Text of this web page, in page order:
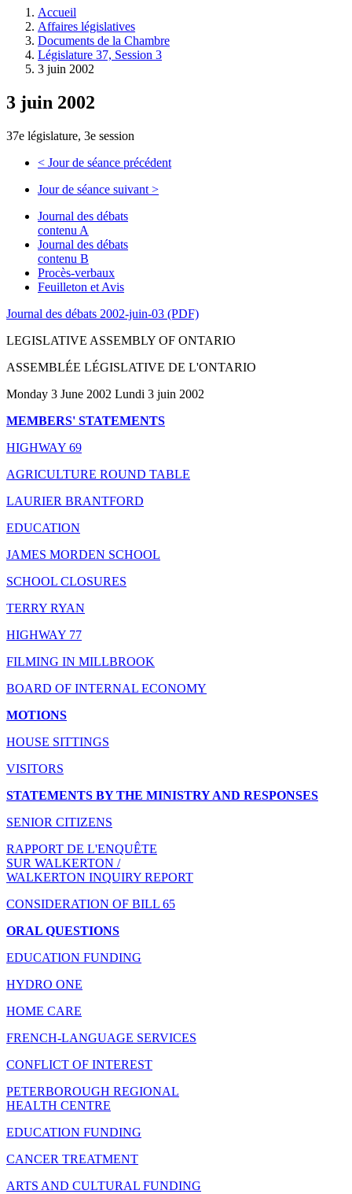
législative.
Accueil
Affaires législatives
Documents de la Chambre
Législature 37, Session 3
3 juin 2002
3 juin 2002
37e législature, 3e session
< Jour de séance précédent
Jour de séance suivant >
Journal des débats
contenu A
Journal des débats
contenu B
Procès-verbaux
Feuilleton et Avis
Journal des débats 2002-juin-03 (PDF)
LEGISLATIVE ASSEMBLY OF ONTARIO
ASSEMBLÉE LÉGISLATIVE DE L'ONTARIO
Monday 3 June 2002 Lundi 3 juin 2002
MEMBERS' STATEMENTS
HIGHWAY 69
AGRICULTURE ROUND TABLE
LAURIER BRANTFORD
EDUCATION
JAMES MORDEN SCHOOL
SCHOOL CLOSURES
TERRY RYAN
HIGHWAY 77
FILMING IN MILLBROOK
BOARD OF INTERNAL ECONOMY
MOTIONS
HOUSE SITTINGS
VISITORS
STATEMENTS BY THE MINISTRY AND RESPONSES
SENIOR CITIZENS
RAPPORT DE L'ENQUÊTE
SUR WALKERTON /
WALKERTON INQUIRY REPORT
CONSIDERATION OF BILL 65
ORAL QUESTIONS
EDUCATION FUNDING
HYDRO ONE
HOME CARE
FRENCH-LANGUAGE SERVICES
CONFLICT OF INTEREST
PETERBOROUGH REGIONAL
HEALTH CENTRE
EDUCATION FUNDING
CANCER TREATMENT
ARTS AND CULTURAL FUNDING